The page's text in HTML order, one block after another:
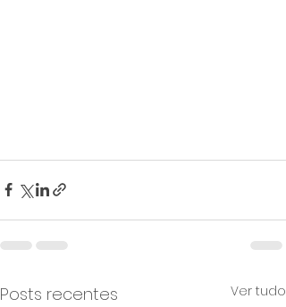
Posts recentes Ver tudo